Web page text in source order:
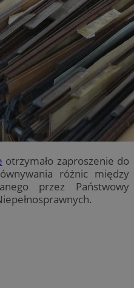
otrzymało zaproszenie do
różnic między
przez Państwowy